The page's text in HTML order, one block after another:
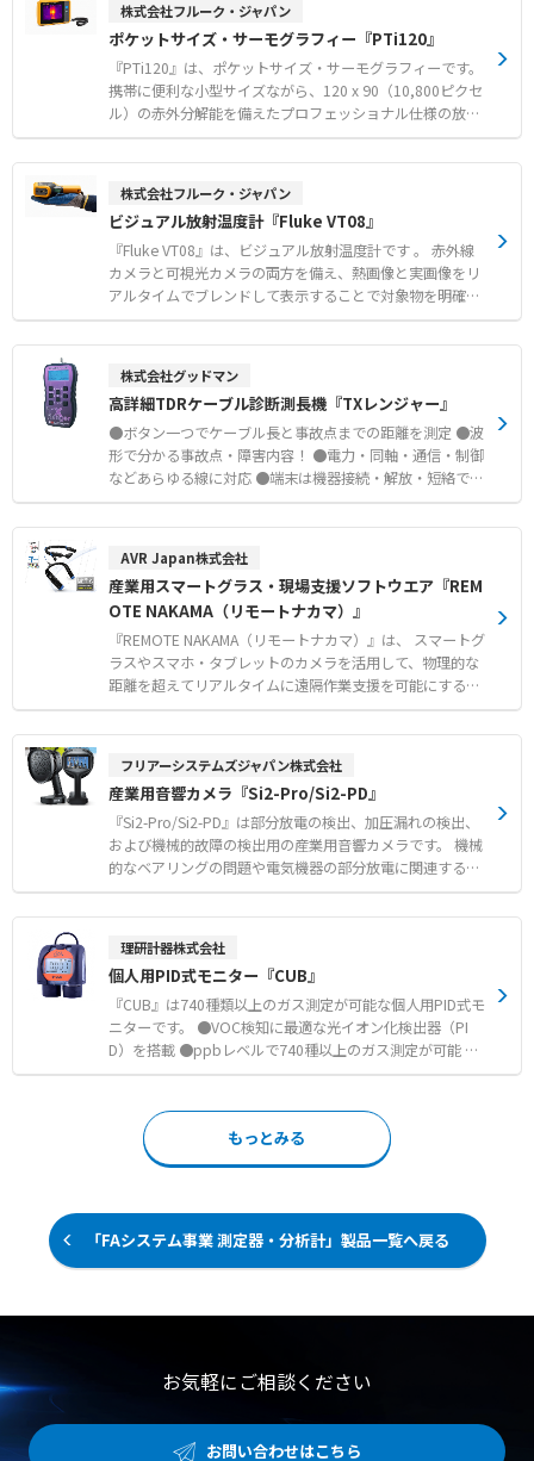
（エアリーク）検査 ●より遠い距離からの微小なガス漏れ
や真空漏れの迅速な特定 ●部分放電の検出および放電タイ
プの識別によるダウンタイム防止
寄与します。 収集したデータはIoTサーバーへ自動送信さ
れ、パソコン等から多店舗の稼働状況を一括管理可能で
す。 フロン排出抑制法に基づく3か月に1回以上の簡易点検
の代用としても認められており、管理業務の効率化を実現
します。 【特徴】 ● 超音波センサーによる10%程度の微
量な漏えいの早期検知 ● IoTによる24時間常時監視と異常
検知時のメール通知機能 ● フロン排出抑制法における目
ーパーマーケット等の冷凍冷蔵設備における電力コストと
修理費の削減 ● 冷却不良の未然防止による食品ロスや販
売機会ロスの回避 ● 複数拠点に設置された冷凍機のWEB
画面による遠隔一括管理 ※フロンキーパーが取付けられな
い機器 空調機、ターボ冷凍機、吸収式冷凍機、内蔵型シ
ョーケース、業務用冷蔵庫、自然冷媒冷凍機などは対象外
株式会社フルーク・ジャパン
ポケットサイズ・サーモグラフィー『PTi120』
『PTi120』は、ポケットサイズ・サーモグラフィーです。
携帯に便利な小型サイズながら、120 x 90（10,800ピクセ
ル）の赤外分解能を備えたプロフェッショナル仕様の放射
分析対応モデルです。 3.5インチのLCDタッチスクリーン
を搭載し、画面をスワイプするだけで可視光線画像と赤外
ing機能により、QRコードのスキャンで撮影データをアセ
ットごとに自動整理でき、報告書作成時間の短縮に貢献し
ます。 IP54の保護等級と1mからの落下試験に耐える堅牢
性を備え、過酷な現場環境でも安心して使用できます。
【特徴】 ● 指先の操作で可視画像と赤外線画像を連続的
に合成できるIR-Fusion機能 ● QRコードスキャンで撮影画
像をアセットごとに自動整理するAsset Tagging ● IP54等
【用途・事例】 ● 電気設備や機械装置の異常発熱を迅速
に検知するトラブルシューティング ● 毎日持ち歩いて行
う現場のアセット管理や定期点検 ● Fluke Connectを用い
た現場からの迅速な画像共有とチーム連携
株式会社フルーク・ジャパン
ビジュアル放射温度計『Fluke VT08』
『Fluke VT08』は、ビジュアル放射温度計です 。 赤外線
カメラと可視光カメラの両方を備え、熱画像と実画像をリ
アルタイムでブレンドして表示することで対象物を明確に
区別できます 。 120×90（10,800画素）の高分解能によ
り、旧型モデルの12倍となる詳細な温度分布の確認が可能
採用し、5時間以上の連続駆動を実現しています 。 IP65の
防塵・防水性能と2mの落下試験をクリアする堅牢性を備
え、直射日光や雨天などの過酷な産業環境でも安定した測
定が行えます 。 片手で操作可能なコンパクトなサイズな
がら、フラッシュライトやPIP（ピクチャー・イン・ピク
チャー）表示などの多彩な機能を搭載しています 。 【特
徴】 ● 可視画像と赤外線ヒートマップのリアルタイムブ
温度分布の特定 ● フラッシュライト搭載およびPIP（ピク
チャー・イン・ピクチャー）対応 【用途・事例】 ● 電気
設備や配電盤の点検における問題箇所の早期発見 ● 機械
装置の過熱状態の可視化および温度分布の確認 ● 雨天や
粉塵の舞う過酷な現場での信頼性の高い温度測定
株式会社グッドマン
高詳細TDRケーブル診断測長機『TXレンジャー』
●ボタン一つでケーブル長と事故点までの距離を測定 ●波
形で分かる事故点・障害内容！ ●電力・同軸・通信・制御
などあらゆる線に対応 ●端末は機器接続・解放・短絡でも
計測可能 ●PCにUSB接続して測定結果の管理や印刷が可
能 ●波形画像をパソコンの画面にリアルタイムで表示 ●
で無線で通信し、波形が同時に比較できる ●タブレットや
スマホに接続して見やすいカラー大画面
AVR Japan株式会社
産業用スマートグラス・現場支援ソフトウエア『REM
OTE NAKAMA（リモートナカマ）』
『REMOTE NAKAMA（リモートナカマ）』は、 スマートグ
ラスやスマホ・タブレットのカメラを活用して、物理的な
距離を超えてリアルタイムに遠隔作業支援を可能にする革
新的なソリューションです。軽量ヘッドマウント、LTE通
信機能、防塵・防水性能など、現場での利用を考え抜いた
で、人手不足や作業ミスの低減、安全性の確保に貢献しま
す。 ●リアルタイムコミュニケーション スマートグラ
スやスマホ・タブレットを介して、リアルタイムに作業者
と監督者のコミュニケーションをつなぎます。監督者は遠
隔からの映像を確認し、作業者に指示やアドバイスをリア
ルタイムに行うことができます。作業者のスマートグラス
の映像を、複数の場所から同時にREMOTE NAKAMAにログ
ションも可能です。 ●ハンズフリー操作 ユーザーはス
マートグラスをかけたまま、音声による会話をしながら両
手を自由に使えます。これにより、作業効率が向上し、遠
隔作業支援を受けながらも作業に集中できます。 ●シンプ
ルで使いやすいUI 管理画面はシンプルなUIのため、直感
的な操作が可能です。
フリアーシステムズジャパン株式会社
産業用音響カメラ『Si2-Pro/Si2-PD』
『Si2-Pro/Si2-PD』は部分放電の検出、加圧漏れの検出、
および機械的故障の検出用の産業用音響カメラです。 機械
的なベアリングの問題や電気機器の部分放電に関連するコ
ストの大幅削減に役立ちます。施設内の漏れを大幅に減ら
すこともできるため、圧縮空気やガス漏れに関連する費用
●騒音と放電音を自動で識別 ●電気事業用途にはSi2-PDが
最適
理研計器株式会社
個人用PID式モニター『CUB』
『CUB』は740種類以上のガス測定が可能な個人用PID式モ
ニターです。 ●VOC検知に最適な光イオン化検出器（PI
D）を搭載 ●ppbレベルで740種以上のガス測定が可能 ●
個人ばく露濃度の測定に最適 ●早い応答時間、および復帰
ELの積算表示機能搭載
もっとみる
「FAシステム事業 測定器・分析計」製品一覧へ戻る
お気軽にご相談ください
お問い合わせはこちら